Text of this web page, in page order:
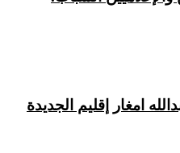
امغار إقليم الجديدة